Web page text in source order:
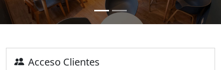
Acceso Clientes